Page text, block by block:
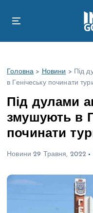
Головна > Новини >
Під
в Генічеську починати
Під дулами
змушують в
починати
Новини 29 Травня, 2022